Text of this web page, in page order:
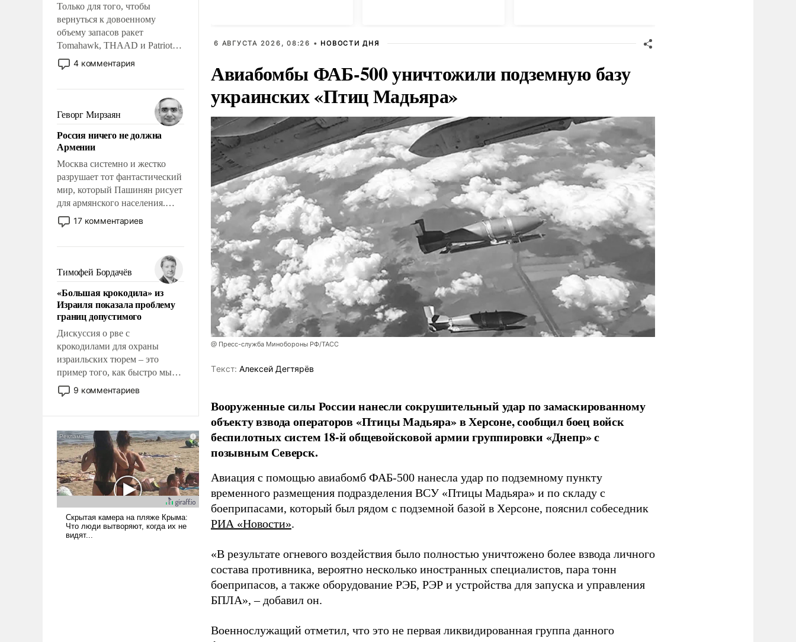
Только для того, чтобы
вернуться к довоенному
объему запасов ракет
Tomahawk, THAAD и Patriot
США потребуется более трех
лет. Даже небольшая война с
Сложившаяся ситуация
означает многолетний период
уязвимости США, например,
перед Китаем.
4 комментария
Геворг Мирзаян
Россия ничего не должна
Армении
Москва системно и жестко
разрушает тот фантастический
мир, который Пашинян рисует
для армянского населения.
Мир, где политические
прожекты будут безусловно
налогоплательщиков и где
Еревану за свои поступки не
нужно отвечать.
17 комментариев
Тимофей Бордачёв
«Большая крокодила» из
Израиля показала проблему
границ допустимого
Дискуссия о рве с
крокодилами для охраны
израильских тюрем – это
пример того, как быстро мы
двигаемся по пути
революционных изменений.
псевдонаучной фантастики,
стало всерьез обсуждаемой
идеей.
9 комментариев
6 АВГУСТА 2026, 08:26 • НОВОСТИ ДНЯ
Авиабомбы ФАБ-500 уничтожили подземную базу
украинских «Птиц Мадьяра»
@ Пресс-служба Минобороны РФ/ТАСС
Tекст: Алексей Дегтярёв
Вооруженные силы России нанесли сокрушительный удар по замаскированному
объекту взвода операторов «Птицы Мадьяра» в Херсоне, сообщил боец войск
беспилотных систем 18-й общевойсковой армии группировки «Днепр» с
позывным Северск.
Авиация с помощью авиабомб ФАБ-500 нанесла удар по подземному пункту
временного размещения подразделения ВСУ «Птицы Мадьяра» и по складу с
боеприпасами, который был рядом с подземной базой в Херсоне, пояснил собеседник
РИА «Новости».
«В результате огневого воздействия было полностью уничтожено более взвода личного
состава противника, вероятно несколько иностранных специалистов, пара тонн
боеприпасов, а также оборудование РЭБ, РЭР и устройства для запуска и управления
БПЛА», – добавил он.
Военнослужащий отметил, что это не первая ликвидированная группа данного